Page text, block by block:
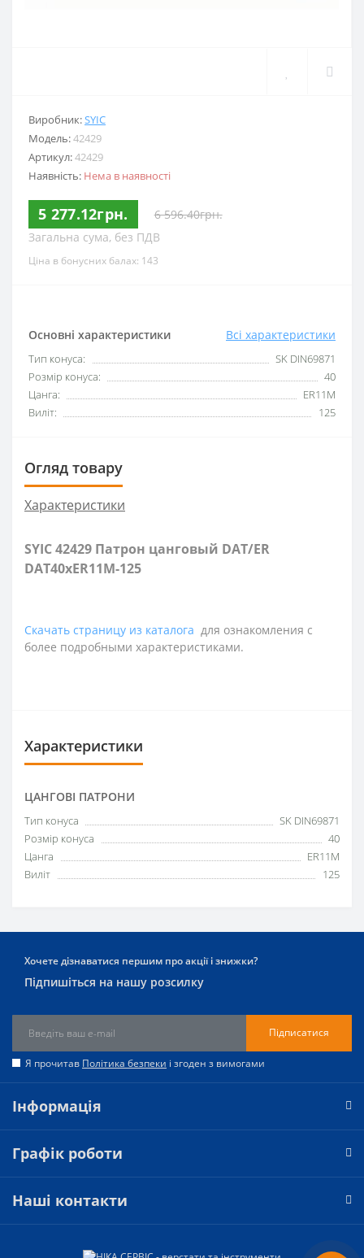
Виробник:SYIC
Модель:42429
Артикул:42429
Наявність: Нема в наявності
5 277.12грн.
6 596.40грн.
Загальна сума, без ПДВ
Ціна в бонусних балах: 143
Основні характеристики Всі характеристики
Тип конуса:
SK DIN69871
Розмір конуса:
40
Цанга:
ER11M
Виліт:
125
Огляд товару
Характеристики
SYIC 42429 Патрон цанговый DAT/ER
DAT40xER11M-125
Скачать страницу из каталога для ознакомления с
более подробными характеристиками.
Характеристики
ЦАНГОВІ ПАТРОНИ
Тип конуса
SK DIN69871
Розмір конуса
40
Цанга
ER11M
Виліт
125
Хочете дізнаватися першим про акції і знижки?
Підпишіться на нашу розсилку
Підписатися
Я прочитав Політика безпеки і згоден з вимогами
Інформація
Графік роботи
Наші контакти